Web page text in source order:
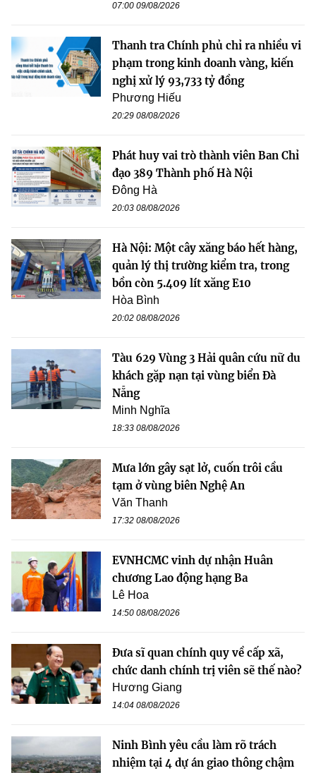
07:00 09/08/2026
Thanh tra Chính phủ chỉ ra nhiều vi
phạm trong kinh doanh vàng, kiến
nghị xử lý 93,733 tỷ đồng
Phương Hiếu
20:29 08/08/2026
Phát huy vai trò thành viên Ban Chỉ
đạo 389 Thành phố Hà Nội
Đông Hà
20:03 08/08/2026
Hà Nội: Một cây xăng báo hết hàng,
quản lý thị trường kiểm tra, trong
bồn còn 5.409 lít xăng E10
Hòa Bình
20:02 08/08/2026
Tàu 629 Vùng 3 Hải quân cứu nữ du
khách gặp nạn tại vùng biển Đà
Nẵng
Minh Nghĩa
18:33 08/08/2026
Mưa lớn gây sạt lở, cuốn trôi cầu
tạm ở vùng biên Nghệ An
Văn Thanh
17:32 08/08/2026
EVNHCMC vinh dự nhận Huân
chương Lao động hạng Ba
Lê Hoa
14:50 08/08/2026
Đưa sĩ quan chính quy về cấp xã,
chức danh chính trị viên sẽ thế nào?
Hương Giang
14:04 08/08/2026
Ninh Bình yêu cầu làm rõ trách
nhiệm tại 4 dự án giao thông chậm